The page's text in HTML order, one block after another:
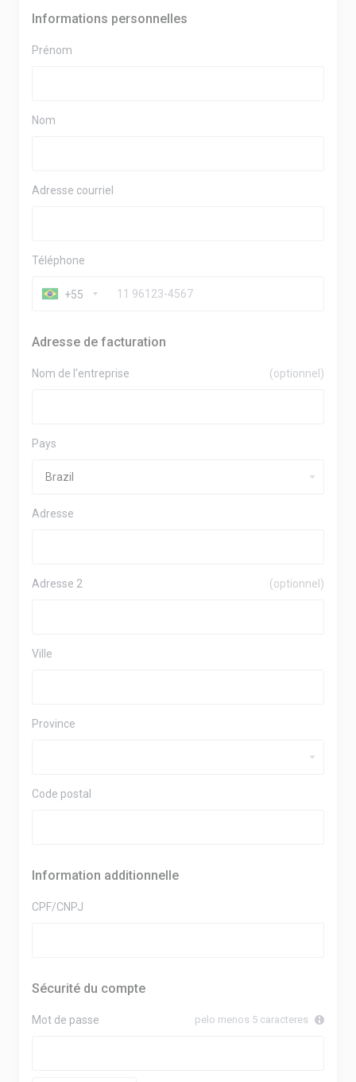
Informations personnelles
Prénom
Nom
Adresse courriel
Téléphone
+55
Adresse de facturation
Nom de l'entreprise (optionnel)
Pays
Adresse
Adresse 2 (optionnel)
Ville
Province
Code postal
Information additionnelle
CPF/CNPJ
Sécurité du compte
Mot de passe pelo menos 5 caracteres